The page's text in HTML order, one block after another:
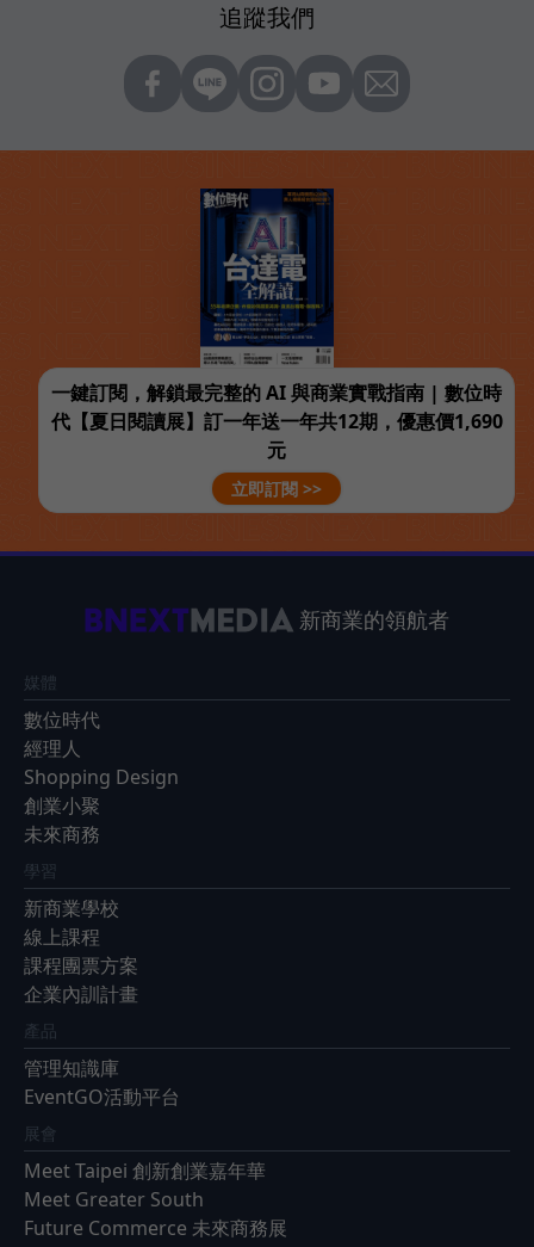
追蹤我們
一鍵訂閱，解鎖最完整的 AI 與商業實戰指南 | 數位時
代【夏日閱讀展】訂一年送一年共12期，優惠價1,690
元
立即訂閱 >>
新商業的領航者
媒體
數位時代
經理人
Shopping Design
創業小聚
未來商務
學習
新商業學校
線上課程
課程團票方案
企業內訓計畫
產品
管理知識庫
EventGO活動平台
展會
Meet Taipei 創新創業嘉年華
Meet Greater South
Future Commerce 未來商務展